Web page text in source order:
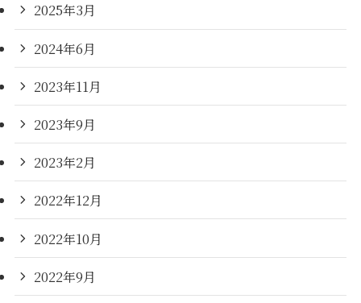
2025年3月
2024年6月
2023年11月
2023年9月
2023年2月
2022年12月
2022年10月
2022年9月